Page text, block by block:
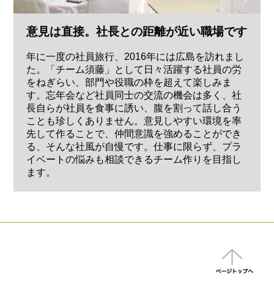
意見は直接。社長との距離が近い職場です
年に一度の社員旅行、2016年には広島を訪れまし
た。「チーム須藤」として日々活躍する社員の労
をねぎらい、部門や役職の枠を超えて楽しみま
す。忘年会など社員同士の交流の機会は多く、社
長自らが社員を食事に誘い、腹を割って話し合う
ことも珍しくありません。意見しやすい環境を率
先して作ることで、仲間意識を強めることができ
る、そんな社風が自慢です。仕事に限らず、プラ
イベートの悩みも相談できるチーム作りを目指し
ます。